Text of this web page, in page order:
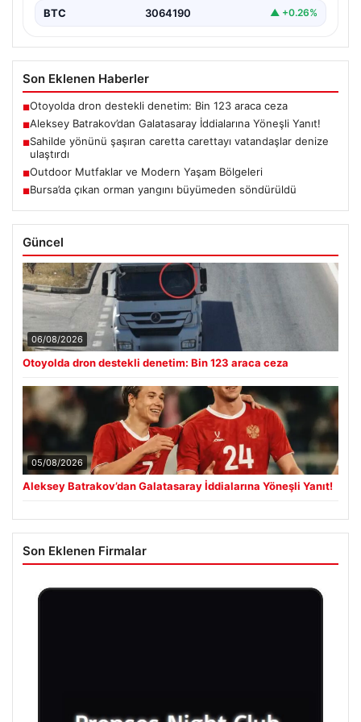
BTC 3064190 ▲ +0.26%
Son Eklenen Haberler
■Otoyolda dron destekli denetim: Bin 123 araca ceza
■Aleksey Batrakov’dan Galatasaray İddialarına Yöneşli Yanıt!
■Sahilde yönünü şaşıran caretta carettayı vatandaşlar denize
ulaştırdı
■Outdoor Mutfaklar ve Modern Yaşam Bölgeleri
■Bursa’da çıkan orman yangını büyümeden söndürüldü
Güncel
06/08/2026
Otoyolda dron destekli denetim: Bin 123 araca ceza
05/08/2026
Aleksey Batrakov’dan Galatasaray İddialarına Yöneşli Yanıt!
Son Eklenen Firmalar